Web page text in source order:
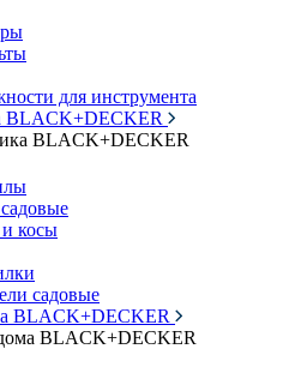
для инструмента
BLACK+DECKER
BLACK+DECKER
косы
садовые
BLACK+DECKER
BLACK+DECKER